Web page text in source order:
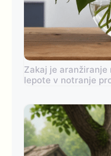
Zakaj je
lepote v notranje